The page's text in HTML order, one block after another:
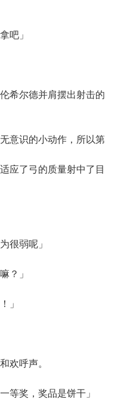
吧」
尔德并肩摆出射击的
识的小动作，所以第
应了弓的质量射中了目
很弱呢」
？」
」
欢呼声。
奖，奖品是饼干」